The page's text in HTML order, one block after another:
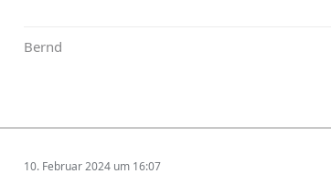
Bernd
10. Februar 2024 um 16:07